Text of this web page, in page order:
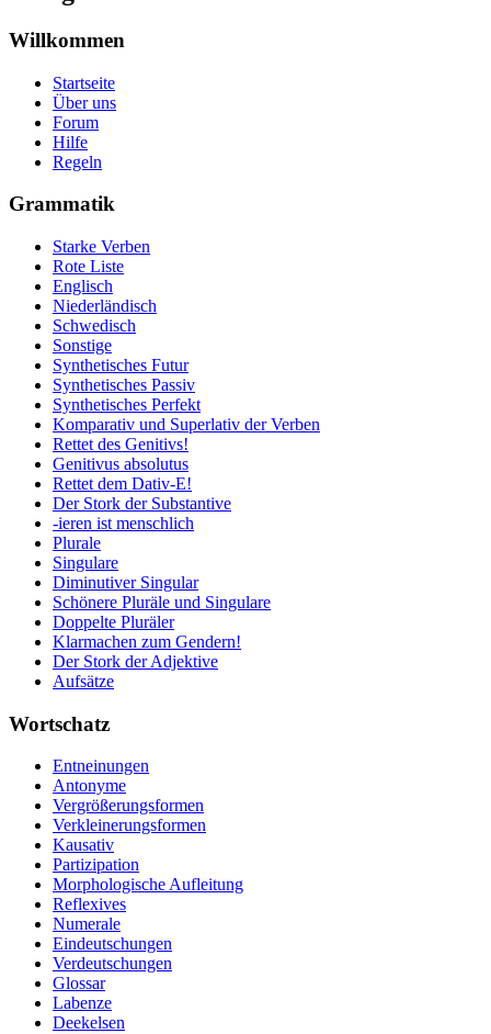
Willkommen
Startseite
Über uns
Forum
Hilfe
Regeln
Grammatik
Starke Verben
Rote Liste
Englisch
Niederländisch
Schwedisch
Sonstige
Synthetisches Futur
Synthetisches Passiv
Synthetisches Perfekt
Komparativ und Superlativ der Verben
Rettet des Genitivs!
Genitivus absolutus
Rettet dem Dativ-E!
Der Stork der Substantive
-ieren ist menschlich
Plurale
Singulare
Diminutiver Singular
Schönere Pluräle und Singulare
Doppelte Pluräler
Klarmachen zum Gendern!
Der Stork der Adjektive
Aufsätze
Wortschatz
Entneinungen
Antonyme
Vergrößerungsformen
Verkleinerungsformen
Kausativ
Partizipation
Morphologische Aufleitung
Reflexives
Numerale
Eindeutschungen
Verdeutschungen
Glossar
Labenze
Deekelsen